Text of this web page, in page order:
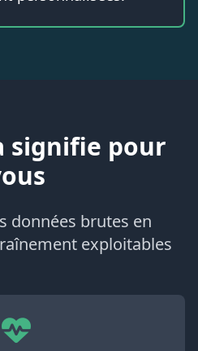
signifie pour
données brutes en
exploitables